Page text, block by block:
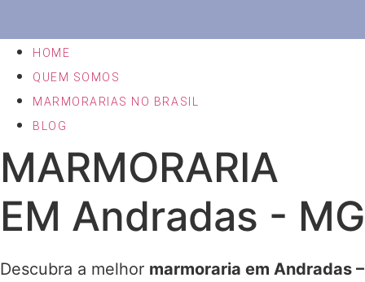
HOME
QUEM SOMOS
MARMORARIAS NO BRASIL
BLOG
MARMORARIA
EM Andradas - MG
Descubra a melhor marmoraria em Andradas –